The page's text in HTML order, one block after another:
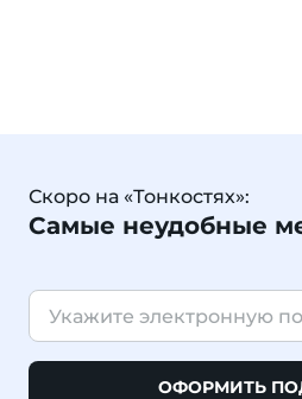
Скоро на «Тонкостях»:
Самые неудобные
ОФОРМИТЬ